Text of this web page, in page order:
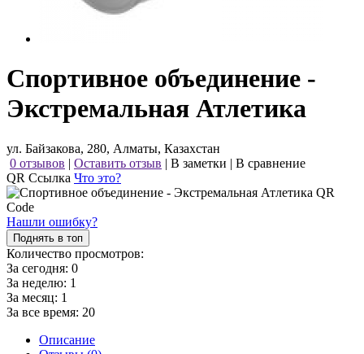
Спортивное объединение -
Экстремальная Атлетика
ул. Байзакова, 280, Алматы, Казахстан
0 отзывов | Оставить отзыв | В заметки | В сравнение
QR Ссылка Что это?
Нашли ошибку?
Поднять в топ
Количество просмотров:
За сегодня: 0
За неделю: 1
За месяц: 1
За все время: 20
Описание